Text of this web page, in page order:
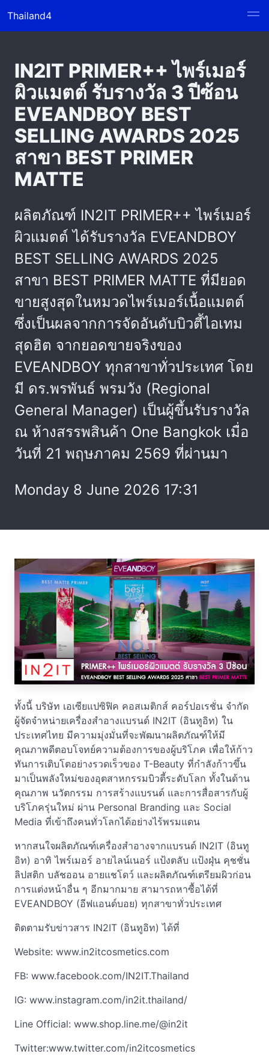
Thailand4
IN2IT PRIMER++ ไพร์เมอร์
ผิวแมตต์ รับรางวัล 3 ปีซ้อน
EVEANDBOY BEST
SELLING AWARDS 2025
สาขา BEST PRIMER
MATTE
ผลิตภัณฑ์ IN2IT PRIMER++ ไพร์เมอร์
ผิวแมตต์ ได้รับรางวัล EVEANDBOY
BEST SELLING AWARDS 2025
สาขา BEST PRIMER MATTE ที่มียอด
ขายสูงสุดในหมวดไพร์เมอร์เนื้อแมตต์
ซึ่งเป็นผลจากการจัดอันดับบิวตี้ไอเทม
สุดฮิต จากยอดขายจริงของ
EVEANDBOY ทุกสาขาทั่วประเทศ โดย
มี ดร.พรพันธ์ พรมวัง (Regional
General Manager) เป็นผู้ขึ้นรับรางวัล
ณ ห้างสรรพสินค้า One Bangkok เมื่อ
วันที่ 21 พฤษภาคม 2569 ที่ผ่านมา
Monday 8 June 2026 17:31
ทั้งนี้ บริษัท เอเซียแปซิฟิค คอสเมติกส์ คอร์ปอเรชั่น จำกัด
ผู้จัดจำหน่ายเครื่องสำอางแบรนด์ IN2IT (อินทูอิท) ใน
ประเทศไทย มีความมุ่งมั่นที่จะพัฒนาผลิตภัณฑ์ให้มี
คุณภาพดีตอบโจทย์ความต้องการของผู้บริโภค เพื่อให้ก้าว
ทันการเติบโตอย่างรวดเร็วของ T-Beauty ที่กำลังก้าวขึ้น
มาเป็นพลังใหม่ของอุตสาหกรรมบิวตี้ระดับโลก ทั้งในด้าน
คุณภาพ นวัตกรรม การสร้างแบรนด์ และการสื่อสารกับผู้
บริโภครุ่นใหม่ ผ่าน Personal Branding และ Social
Media ที่เข้าถึงคนทั่วโลกได้อย่างไร้พรมแดน
หากสนใจผลิตภัณฑ์เครื่องสำอางจากแบรนด์ IN2IT (อินทู
อิท) อาทิ ไพร์เมอร์ อายไลน์เนอร์ แป้งตลับ แป้งฝุ่น คุชชั่น
ลิปสติก บลัชออน อายแชโดว์ และผลิตภัณฑ์เตรียมผิวก่อน
การแต่งหน้าอื่น ๆ อีกมากมาย สามารถหาซื้อได้ที่
EVEANDBOY (อีฟแอนด์บอย) ทุกสาขาทั่วประเทศ
ติดตามรับข่าวสาร IN2IT (อินทูอิท) ได้ที่
Website: www.in2itcosmetics.com
FB: www.facebook.com/IN2IT.Thailand
IG: www.instagram.com/in2it.thailand/
Line Official: www.shop.line.me/@in2it
Twitter:www.twitter.com/in2itcosmetics